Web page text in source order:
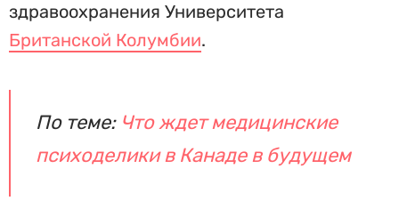
здравоохранения Университета
Британской Колумбии.
По теме: Что ждет медицинские
психоделики в Канаде в будущем